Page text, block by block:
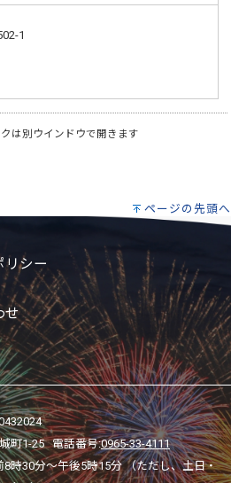
1
は別ウインドウで開きます
ページの先頭へ
リシー
せ
町1-25 電話番号:0965-33-4111
時30分～午後5時15分 （ただし、土日・